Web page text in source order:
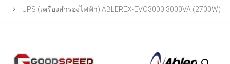
UPS (เครื่องสำรองไฟฟ้า) ABLEREX-EVO3000 3000VA (2700W)